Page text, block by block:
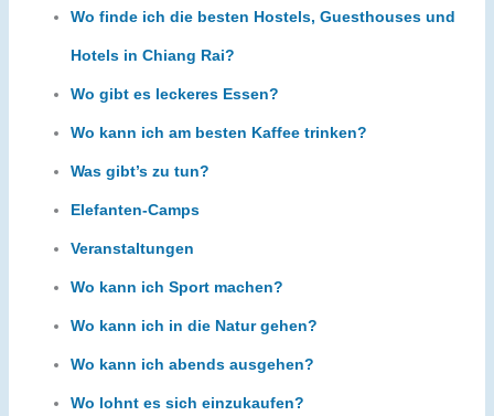
Wo finde ich die besten Hostels, Guesthouses und
Hotels in Chiang Rai?
Wo gibt es leckeres Essen?
Wo kann ich am besten Kaffee trinken?
Was gibt’s zu tun?
Elefanten-Camps
Veranstaltungen
Wo kann ich Sport machen?
Wo kann ich in die Natur gehen?
Wo kann ich abends ausgehen?
Wo lohnt es sich einzukaufen?